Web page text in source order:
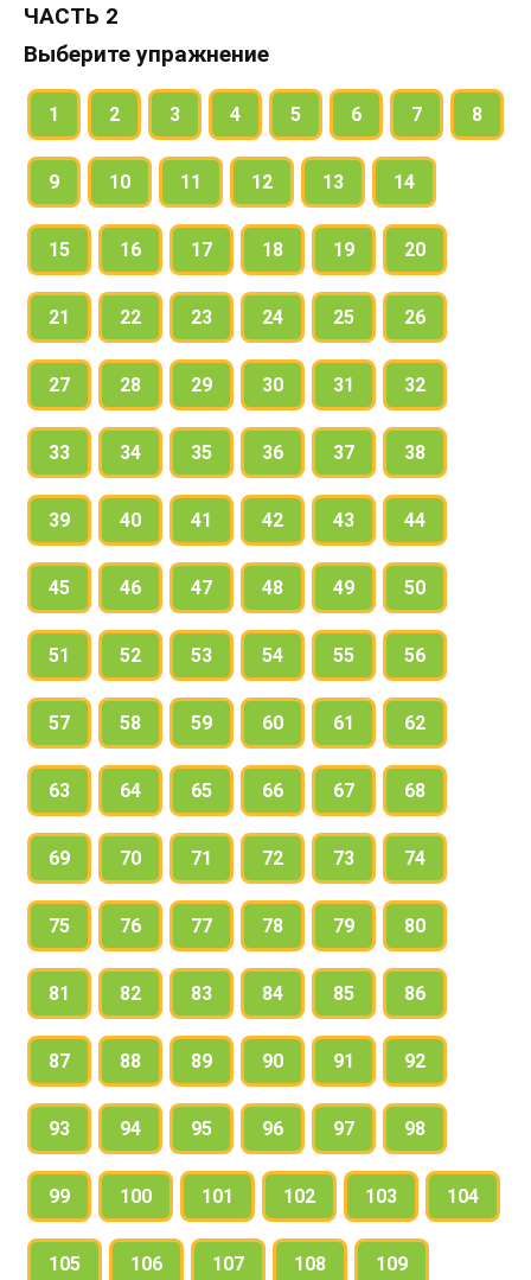
ЧАСТЬ 2
Выберите упражнение
1 2 3 4 5 6 7 8
9 10 11 12 13 14
15 16 17 18 19 20
21 22 23 24 25 26
27 28 29 30 31 32
33 34 35 36 37 38
39 40 41 42 43 44
45 46 47 48 49 50
51 52 53 54 55 56
57 58 59 60 61 62
63 64 65 66 67 68
69 70 71 72 73 74
75 76 77 78 79 80
81 82 83 84 85 86
87 88 89 90 91 92
93 94 95 96 97 98
99 100 101 102 103 104
105 106 107 108 109